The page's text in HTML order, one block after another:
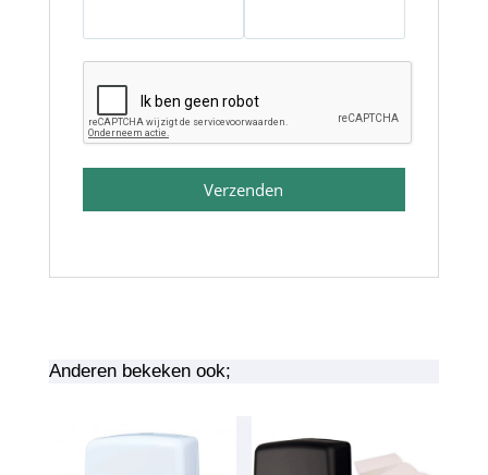
Verzenden
Anderen bekeken ook;